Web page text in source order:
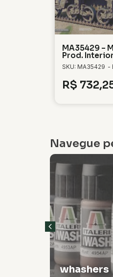
MA35429 –
Prod.
SKU: MA35429 -
R$
Navegue